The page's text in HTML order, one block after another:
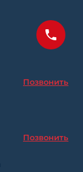
Позвонить
Позвонить